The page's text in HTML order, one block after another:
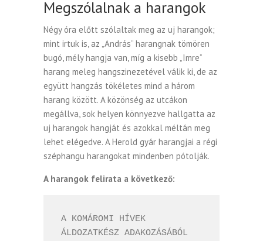
Megszólalnak a harangok
Négy óra előtt szólaltak meg az uj harangok;
mint irtuk is, az „András“ harangnak tömören
bugó, mély hangja van, míg a kisebb „Imre“
harang meleg hangszinezetével válik ki, de az
együtt hangzás tökéletes mind a három
harang között. A közönség az utcákon
megállva, sok helyen könnyezve hallgatta az
uj harangok hangját és azokkal méltán meg
lehet elégedve. A Herold gyár harangjai a régi
széphangu harangokat mindenben pótolják.
A harangok felirata a következő:
A KOMÁROMI HÍVEK
ÁLDOZATKÉSZ ADAKOZÁSÁBÓL